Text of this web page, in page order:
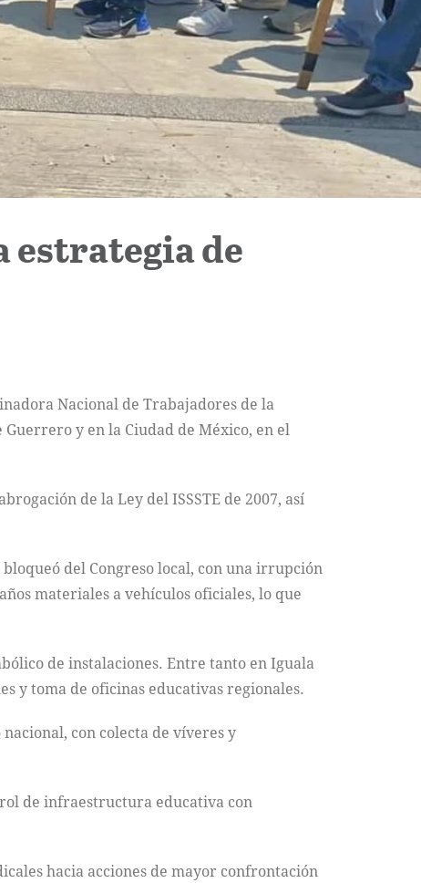
estrategia de
Nacional de Trabajadores de la
y en la Ciudad de México, en el
de la Ley del ISSSTE de 2007, así
del Congreso local, con una irrupción
materiales a vehículos oficiales, lo que
de instalaciones. Entre tanto en Iguala
y toma de oficinas educativas regionales.
con colecta de víveres y
de infraestructura educativa con
hacia acciones de mayor confrontación